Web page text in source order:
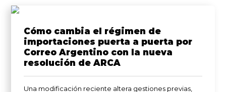
Cómo cambia el régimen de
importaciones puerta a puerta por
Correo Argentino con la nueva
resolución de ARCA
Una modificación reciente altera gestiones previas,